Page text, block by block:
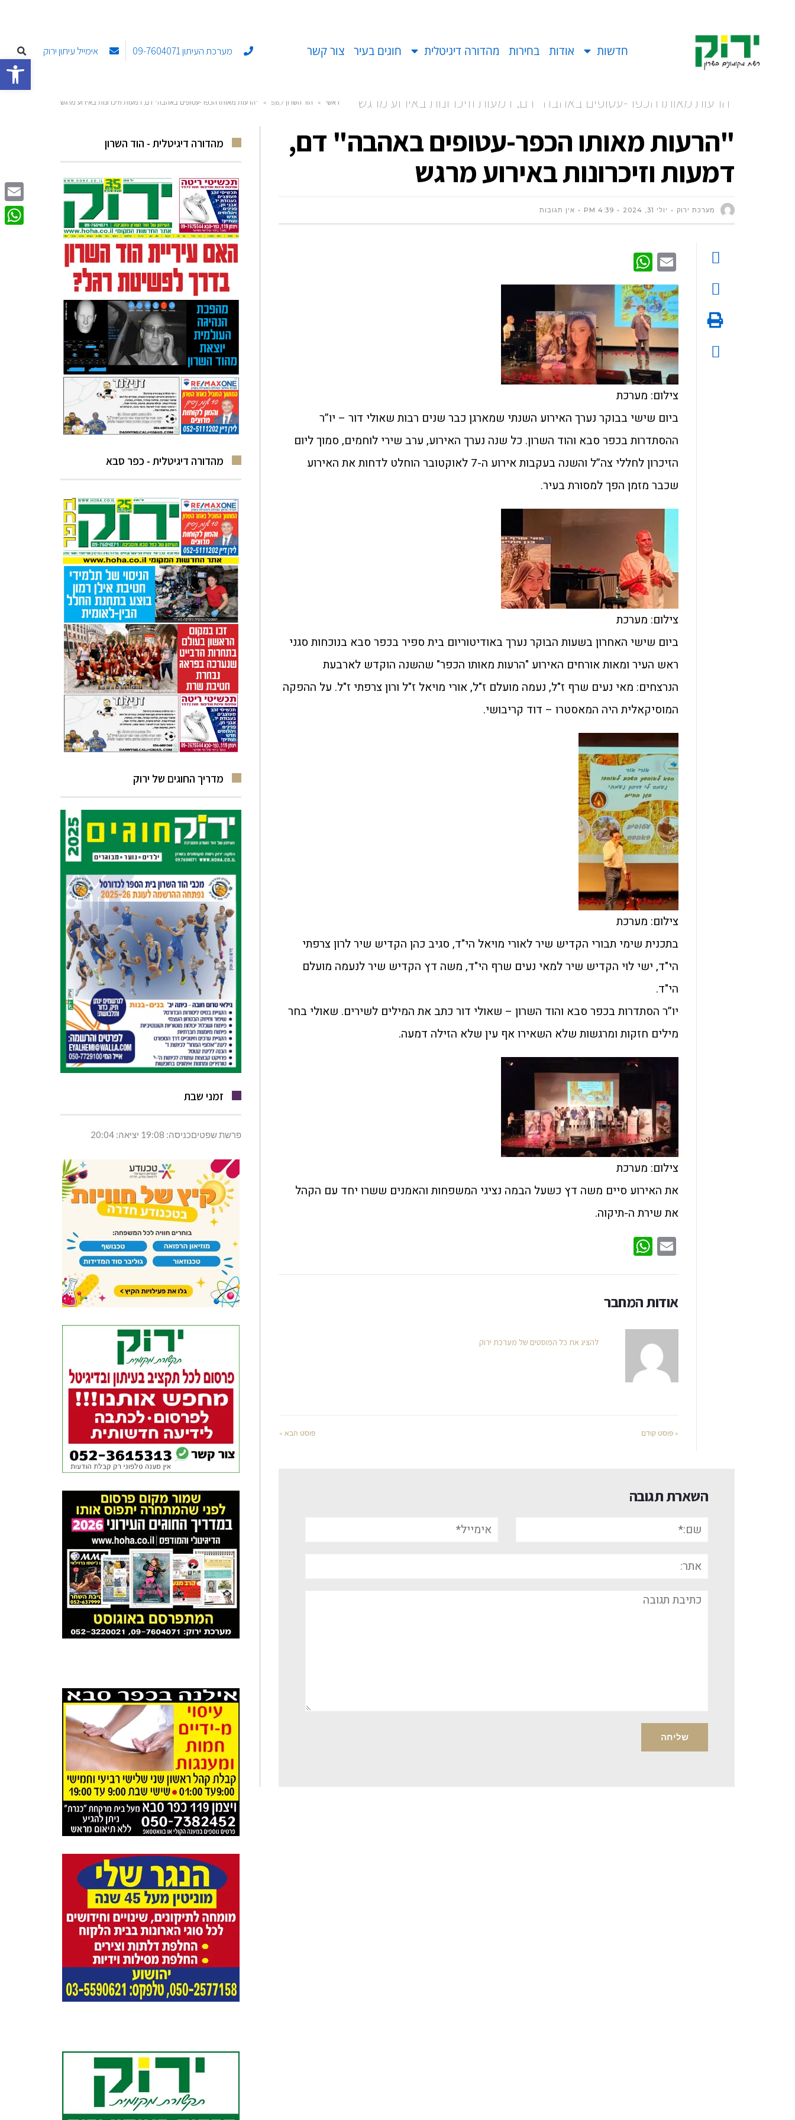
פתח חדשות אודות בחירות מהדורה דיגיטלית חוגים בעיר צור קשר מערכת העיתון 09-7604071 אימייל עיתון ירוק
"הרעות מאותו הכפר-עטופים באהבה" דם, דמעות וזיכרונות באירוע מרגש ראשי » הוד השרון 5,6,7 » "הרעות מאותו הכפר-עטופים באהבה" דם, דמעות וזיכרונות באירוע מרגש
"הרעות מאותו הכפר-עטופים באהבה" דם,
דמעות וזיכרונות באירוע מרגש
מערכת ירוק יולי 31, 2024 4:39 PM אין תגובות
Email
צילום: מערכת
ביום שישי בבוקר נערך האירוע השנתי שמארגן כבר שנים רבות שאולי דור – יו”ר
ההסתדרות בכפר סבא והוד השרון. כל שנה נערך האירוע, ערב שירי לוחמים, סמוך ליום
הזיכרון לחללי צה”ל והשנה בעקבות אירוע ה-7 לאוקטובר הוחלט לדחות את האירוע
שכבר מזמן הפך למסורת בעיר.
צילום: מערכת
ביום שישי האחרון בשעות הבוקר נערך באודיטוריום בית ספיר בכפר סבא בנוכחות סגני
ראש העיר ומאות אורחים האירוע "הרעות מאותו הכפר" שהשנה הוקדש לארבעת
הנרצחים: מאי נעים שרף ז"ל, נעמה מועלם ז"ל, אורי מויאל ז"ל ורון צרפתי ז"ל. על ההפקה
המוסיקאלית היה המאסטרו – דוד קריבושי.
צילום: מערכת
בתכנית שימי תבורי הקדיש שיר לאורי מויאל הי"ד, סגיב כהן הקדיש שיר לרון צרפתי
הי"ד, ישי לוי הקדיש שיר למאי נעים שרף הי"ד, משה דץ הקדיש שיר לנעמה מועלם
הי"ד.
יו”ר הסתדרות בכפר סבא והוד השרון – שאולי דור כתב את המילים לשירים. שאולי בחר
מילים חזקות ומרגשות שלא השאירו אף עין שלא הזילה דמעה.
צילום: מערכת
את האירוע סיים משה דץ כשעל הבמה נציגי המשפחות והאמנים ששרו יחד עם הקהל
את שירת ה-תיקוה.
Email
אודות המחבר
להציג את כל הפוסטים של מערכת ירוק
« פוסט קודם פוסט הבא »
השארת תגובה
אימייל*
תגובה
מהדורה דיגיטלית - הוד השרון
מהדורה דיגיטלית - כפר סבא
מדריך החוגים של ירוק
זמני שבת
פרשת שפטיםכניסה: 19:08 יציאה: 20:04